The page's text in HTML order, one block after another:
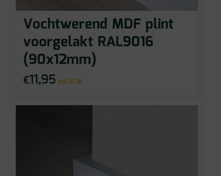
Vochtwerend MDF plint
voorgelakt RAL9016
(90x12mm)
€11,95 incl BTW